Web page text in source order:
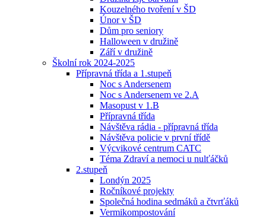
Kouzelného tvoření v ŠD
Únor v ŠD
Dům pro seniory
Halloween v družině
Září v družině
Školní rok 2024-2025
Přípravná třída a 1.stupeň
Noc s Andersenem
Noc s Andersenem ve 2.A
Masopust v 1.B
Přípravná třída
Návštěva rádia - přípravná třída
Návštěva policie v první třídě
Výcvikové centrum CATC
Téma Zdraví a nemoci u nulťáčků
2.stupeň
Londýn 2025
Ročníkové projekty
Společná hodina sedmáků a čtvrťáků
Vermikompostování